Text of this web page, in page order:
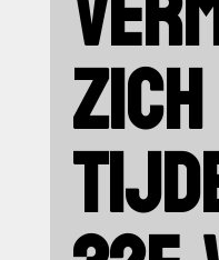
ZICH